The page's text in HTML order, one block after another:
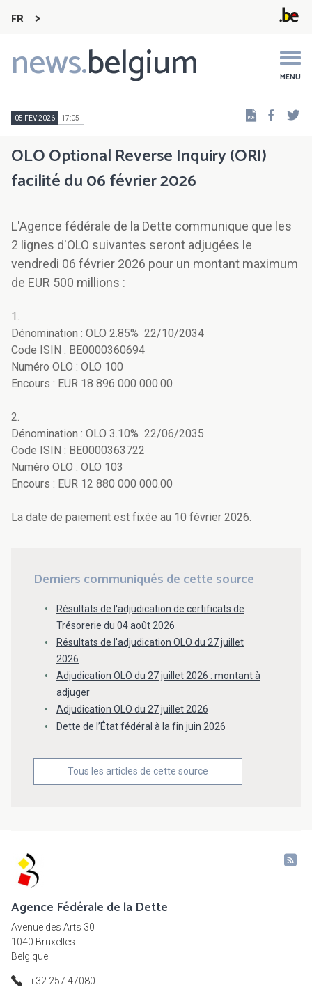
FR
news.belgium MENU
Main
navigation
05 FÉV 2026 17:05
OLO Optional Reverse Inquiry (ORI)
facilité du 06 février 2026
L'Agence fédérale de la Dette communique que les
2 lignes d'OLO suivantes seront adjugées le
vendredi 06 février 2026 pour un montant maximum
de EUR 500 millions :
1.
Dénomination : OLO 2.85% 22/10/2034
Code ISIN : BE0000360694
Numéro OLO : OLO 100
Encours : EUR 18 896 000 000.00
2.
Dénomination : OLO 3.10% 22/06/2035
Code ISIN : BE0000363722
Numéro OLO : OLO 103
Encours : EUR 12 880 000 000.00
La date de paiement est fixée au 10 février 2026.
Derniers communiqués de cette source
Résultats de l'adjudication de certificats de
Trésorerie du 04 août 2026
Résultats de l'adjudication OLO du 27 juillet
2026
Adjudication OLO du 27 juillet 2026 : montant à
adjuger
Adjudication OLO du 27 juillet 2026
Dette de l’État fédéral à la fin juin 2026
Tous les articles de cette source
Agence Fédérale de la Dette
Avenue des Arts 30
1040 Bruxelles
Belgique
+32 257 47080